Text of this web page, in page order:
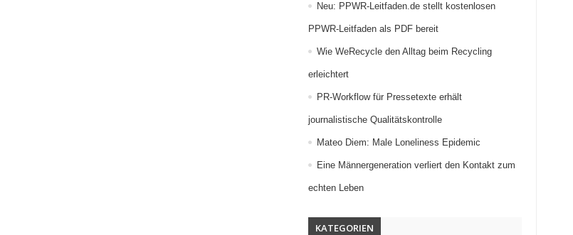
Neu: PPWR-Leitfaden.de stellt kostenlosen
PPWR-Leitfaden als PDF bereit
Wie WeRecycle den Alltag beim Recycling
erleichtert
PR-Workflow für Pressetexte erhält
journalistische Qualitätskontrolle
Mateo Diem: Male Loneliness Epidemic
Eine Männergeneration verliert den Kontakt zum
echten Leben
KATEGORIEN